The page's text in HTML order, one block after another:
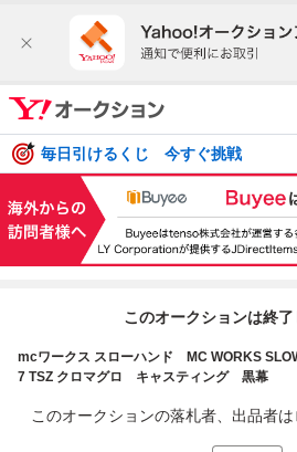
毎日引けるくじ 今すぐ挑戦
このオークションは終
mcワークス スローハンド MC WORKS
7 TSZ クロマグロ キャスティング 黒幕
このオークションの落札者、出品者は